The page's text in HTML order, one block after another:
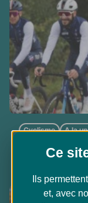
Mais il faut
Cyclisme A la
Ce
Ils
et, avec